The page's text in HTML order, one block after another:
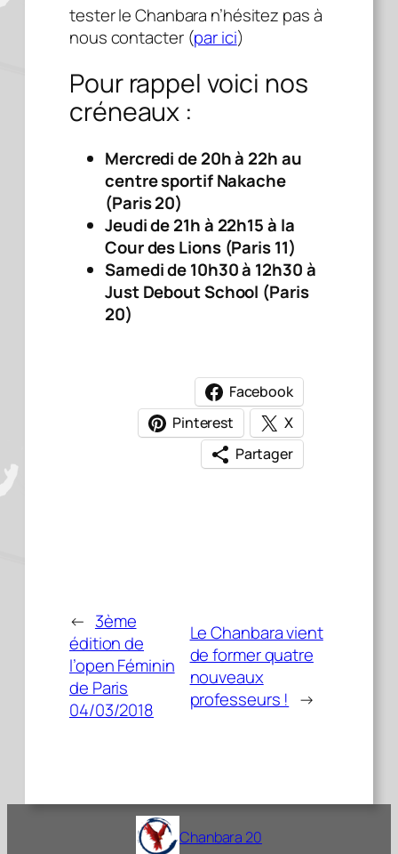
tester le Chanbara n’hésitez pas à
nous contacter (par ici)
Pour rappel voici nos
créneaux :
Mercredi de 20h à 22h au
centre sportif Nakache
(Paris 20)
Jeudi de 21h à 22h15 à la
Cour des Lions (Paris 11)
Samedi de 10h30 à 12h30 à
Just Debout School (Paris
20)
Facebook
Pinterest
X
Partager
← 3ème
édition de
l’open Féminin
de Paris
04/03/2018
Le Chanbara vient
de former quatre
nouveaux
professeurs ! →
Chanbara 20